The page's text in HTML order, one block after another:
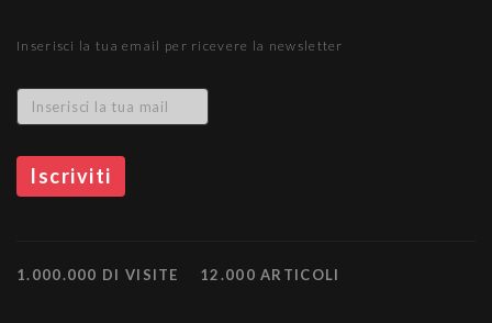
Inserisci la tua email per ricevere la newsletter
1.000.000 DI VISITE 12.000 ARTICOLI